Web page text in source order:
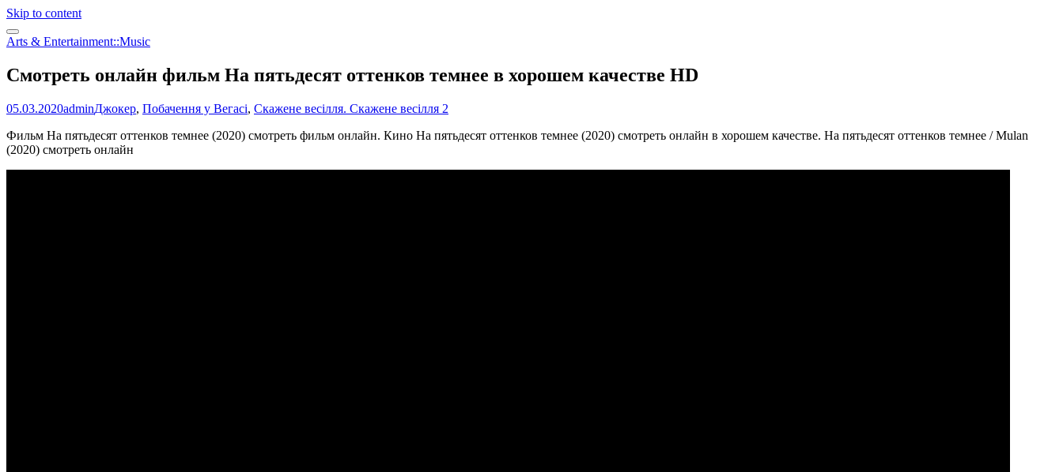
Skip to content
Arts & Entertainment::Music
Смотреть онлайн фильм На пятьдесят оттенков темнее в хорошем качестве HD
05.03.2020adminДжокер, Побачення у Вегасі, Скажене весілля. Скажене весілля 2
Фильм На пятьдесят оттенков темнее (2020) смотреть фильм онлайн. Кино На пятьдесят оттенков темнее (2020) смотреть онлайн в хорошем качестве. На пятьдесят оттенков темнее / Mulan
(2020) смотреть онлайн